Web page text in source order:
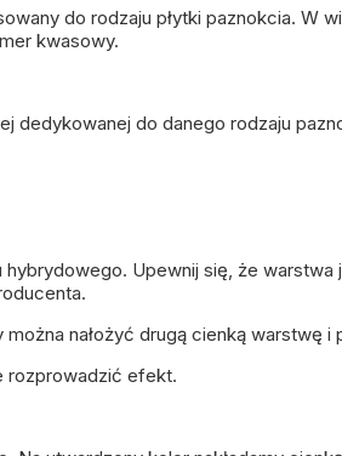
do rodzaju płytki paznokcia. W
kwasowy.
dedykowanej do danego rodzaju
hybrydowego. Upewnij się, że warstwa
nałożyć drugą cienką warstwę i
rozprowadzić efekt.